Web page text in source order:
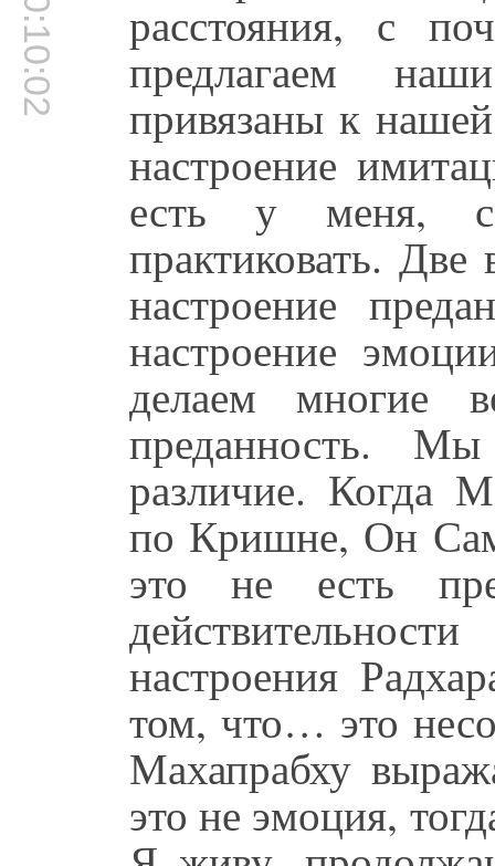
00:10:02 расстояния, с
предлагаем
привязаны к
настроение
есть у меня,
практиковать.
настроение
настроение
делаем многие
преданность.
различие. Когда
по Кришне, Он
это не есть
настроения
том, что… это
Махапрабху
это не эмоция,